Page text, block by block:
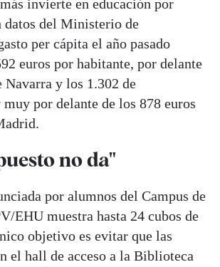
invierte en educación por
datos del Ministerio de
per cápita el año pasado
euros por habitante, por delante
Navarra y los 1.302 de
por delante de los 878 euros
no da"
por alumnos del Campus de
EHU muestra hasta 24 cubos de
objetivo es evitar que las
el hall de acceso a la Biblioteca